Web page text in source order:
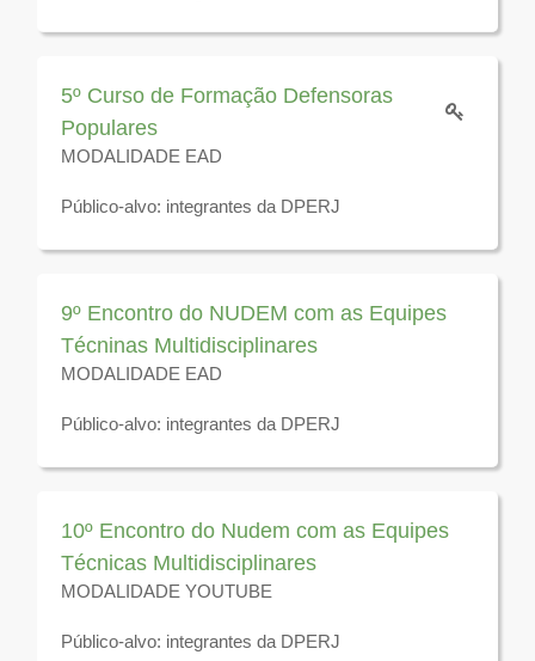
2025
5º Curso de Formação Defensoras
Populares
MODALIDADE EAD
Público-alvo: integrantes da DPERJ
Disponível para visualização até 31 de dezembro de
9º Encontro do NUDEM com as Equipes
Técninas Multidisciplinares
MODALIDADE EAD
Público-alvo: integrantes da DPERJ
Disponível para visualização até 31 de dezembro de
10º Encontro do Nudem com as Equipes
Técnicas Multidisciplinares
MODALIDADE YOUTUBE
Público-alvo: integrantes da DPERJ